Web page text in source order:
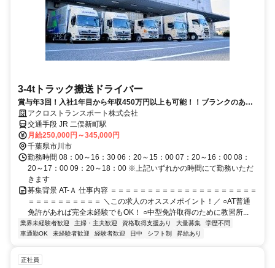
3-4tトラック搬送ドライバー
賞与年3回！入社1年目から年収450万円以上も可能！！ブランクのある
方もOK！福利厚生充実で働きやすい環境◎資格取得支援制度があり、ス
キルアップも叶う職場です！
アクロストランスポート株式会社
交通手段 JR 二俣新町駅
月給250,000円～345,000円
千葉県市川市
勤務時間 08：00～16：30 06：20～15：00 07：20～16：00 08：
20～17：00 09：20～18：00 ※上記いずれかの時間にて勤務いただ
きます
募集背景 AT-Ａ 仕事内容 ＝＝＝＝＝＝＝＝＝＝＝＝＝＝＝＝＝＝＝＝
＝＝＝＝＝＝＝＝＝＝ ＼この求人のオススメポイント！／ ○AT普通
免許があれば完全未経験でもOK！ ○中型免許取得のために教習所...
業界未経験者歓迎 主婦・主夫歓迎 資格取得支援あり 大量募集
学歴不問
車通勤OK
未経験者歓迎 経験者歓迎 日中 シフト制 昇給あり
正社員